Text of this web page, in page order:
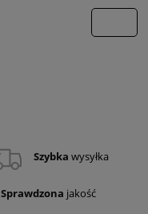
Szybka wysyłka
Sprawdzona jakość